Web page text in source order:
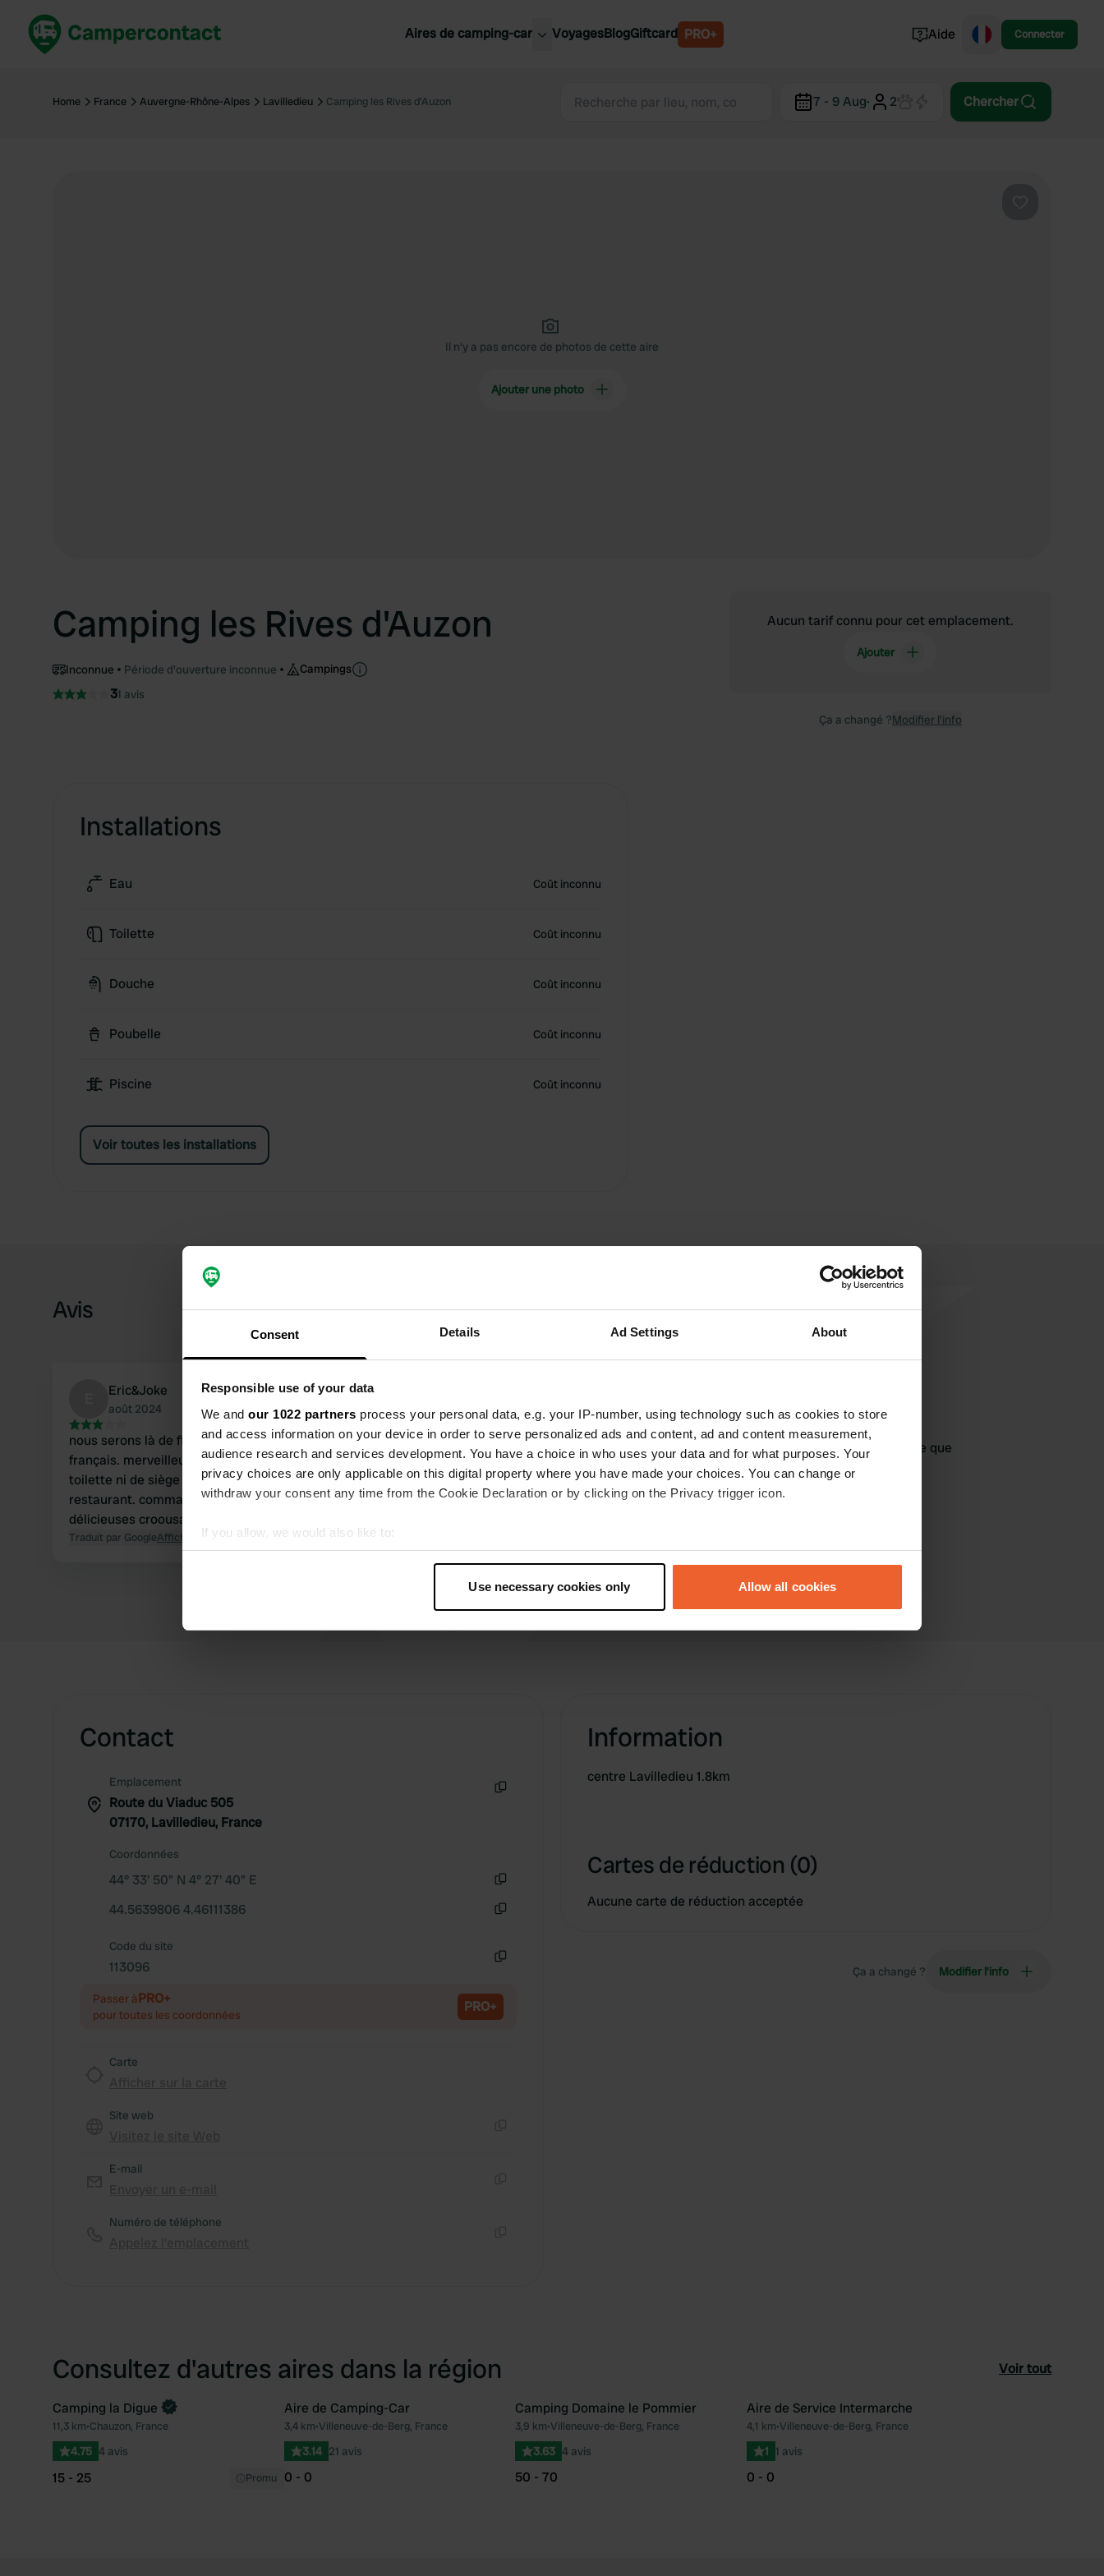
Consent Details Ad Settings About
Responsible use of your data
We and our 1022 partners process your personal data, e.g. your IP-number, using technology such as cookies to store
and access information on your device in order to serve personalized ads and content, ad and content measurement,
audience research and services development. You have a choice in who uses your data and for what purposes. Your
privacy choices are only applicable on this digital property where you have made your choices. You can change or
withdraw your consent any time from the Cookie Declaration or by clicking on the Privacy trigger icon.
If you allow, we would also like to:
Collect information about your geographical location which can be accurate to within several meters
Find out more about how your personal data is processed and set your preferences in the
Use necessary cookies only Allow all cookies
Aires de camping-car
France
France
Slovénie
VoyagesBlogGiftcard PRO+ Aide Connecter
Home France Auvergne-Rhône-Alpes Lavilledieu Camping les Rives d'Auzon 7 - 9 Aug· 2 Chercher
Il n'y a pas encore de photos de cette aire
Ajouter une photo
Camping les Rives d'Auzon
Inconnue Période d'ouverture inconnue Campings
31 avis
Installations
Eau Coût inconnu
Toilette Coût inconnu
Douche Coût inconnu
Poubelle Coût inconnu
Piscine Coût inconnu
Voir toutes les installations
Aucun tarif connu pour cet emplacement.
Ajouter
Ça a changé ?Modifier l’info
Avis
Eric&Joke
août 2024
nous serons là de fin juillet 2024 à début août. camping typiquement
français. merveilleusement détendu. sanitaires sommaires, pas de papier
toilette ni de siège de toilette, mais propres. petite piscine et un bar avec
restaurant. commandez des sandwichs pour le lendemain matin. De
délicieuses croousaines.
Traduit par GoogleAfficher l'original
Ajouter un avis
Vous êtes déjà venu ici ? Dites aux autres ce que
vous en pensez.
Contact
Emplacement
Route du Viaduc 505
07170, Lavilledieu, France
Coordonnées
44° 33' 50" N 4° 27' 40" E
44.5639806 4.46111386
Code du site
113096
Passer àPRO+
pour toutes les coordonnées PRO+
Carte
Site web
E-mail
Numéro de téléphone
Information
centre Lavilledieu 1.8km
Cartes de réduction (0)
Aucune carte de réduction acceptée
Ça a changé ? Modifier l’info
Consultez d'autres aires dans la région Voir tout
Préféré
Reserve maintenant
Camping la Digue
11,3 km•Chauzon, France
4.75 4 avis
15 - 25 Promu
Préféré
Aire de Camping-Car
3,4 km•Villeneuve-de-Berg, France
3.14 21 avis
0 - 0
Préféré
Camping Domaine le Pommier
3,9 km•Villeneuve-de-Berg, France
3.63 4 avis
50 - 70
Aire de Service Intermarche
4,1 km•Villeneuve-de-Berg, France
1 1 avis
0 - 0